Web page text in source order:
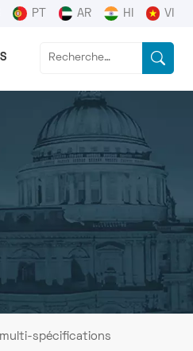
PT AR HI VI
spécifications